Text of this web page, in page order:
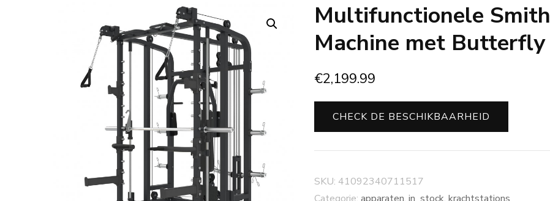
Multifunctionele Smith
Machine met Butterfly
€2,199.99
CHECK DE BESCHIKBAARHEID
SKU: 41092340711517